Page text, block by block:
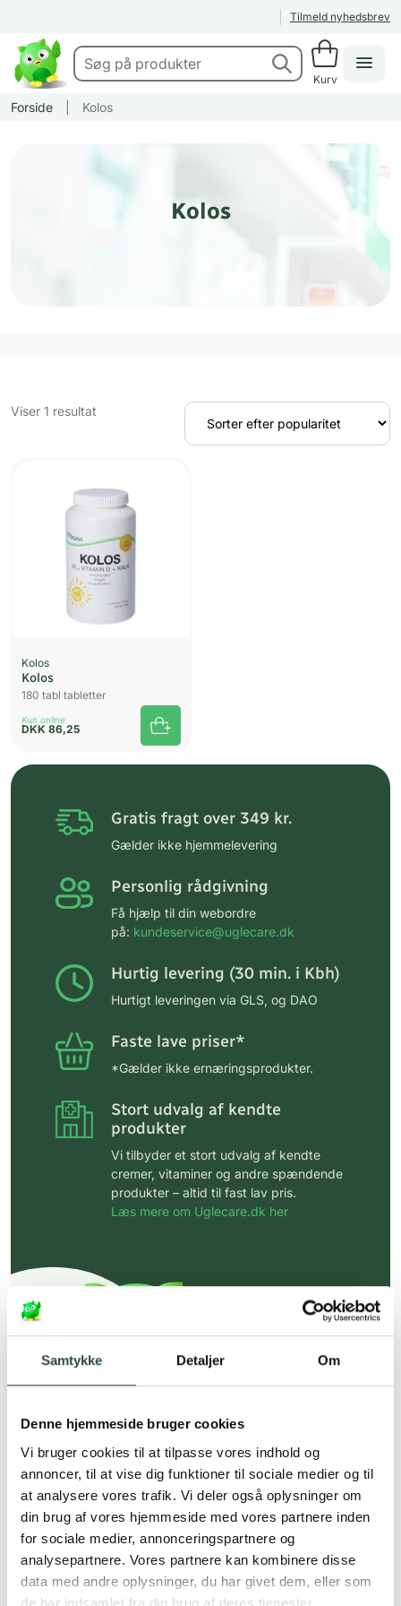
Samtykke Detaljer Om
Denne hjemmeside bruger cookies
Vi bruger cookies til at tilpasse vores indhold og
annoncer, til at vise dig funktioner til sociale medier og til
at analysere vores trafik. Vi deler også oplysninger om
din brug af vores hjemmeside med vores partnere inden
for sociale medier, annonceringspartnere og
analysepartnere. Vores partnere kan kombinere disse
data med andre oplysninger, du har givet dem, eller som
de har indsamlet fra din brug af deres tjenester.
Tilmeld nyhedsbrev
Kurv
Forside Kolos
Kolos
Viser 1 resultat
Kolos
Kolos
180 tabl tabletter
Kun online
DKK 86,25
Gratis fragt over 349 kr.
Gælder ikke hjemmelevering
Personlig rådgivning
Få hjælp til din webordre
på: kundeservice@uglecare.dk
Hurtig levering (30 min. i Kbh)
Hurtigt leveringen via GLS, og DAO
Faste lave priser*
*Gælder ikke ernæringsprodukter.
Stort udvalg af kendte
produkter
Vi tilbyder et stort udvalg af kendte
cremer, vitaminer og andre spændende
produkter – altid til fast lav pris.
Læs mere om Uglecare.dk her